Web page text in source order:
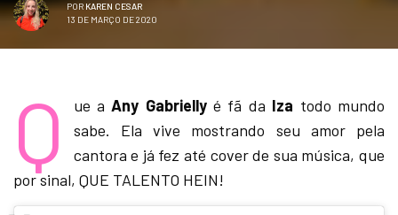
POR KAREN CESAR
13 DE MARÇO DE 2020
Q ue aAny Gabriellyé fã da Iza todo mundo
sabe. Ela vive mostrando seu amor pela
cantora e já fez até cover de sua música, que
por sinal, QUE TALENTO HEIN!